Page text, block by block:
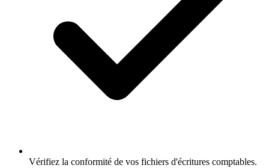
Vérifiez la conformité de vos fichiers d'écritures comptables.